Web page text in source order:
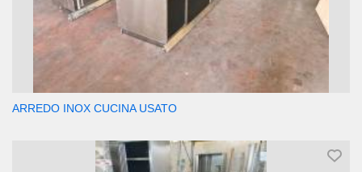
ARREDO INOX CUCINA USATO